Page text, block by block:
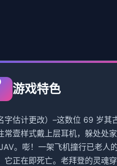
游戏特色
字估计更改）–这数位 69 岁其
常壹样式戴上层耳机，躲处处
。嘭！一架飞机撞行已老人
它正在即死亡。老拜登的灵魂